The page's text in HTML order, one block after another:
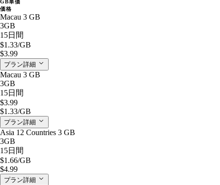
GB単価
価格
Macau 3 GB
3GB
15日間
$1.33/GB
$3.99
プラン詳細
Macau 3 GB
3GB
15日間
$3.99
$1.33/GB
プラン詳細
Asia 12 Countries 3 GB
3GB
15日間
$1.66/GB
$4.99
プラン詳細